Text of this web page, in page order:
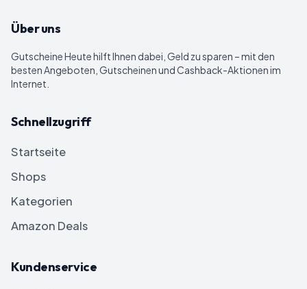
Über uns
Gutscheine Heutehilft Ihnen dabei, Geld zu sparen – mit den
besten Angeboten, Gutscheinen und Cashback-Aktionen im
Internet.
Schnellzugriff
Startseite
Shops
Kategorien
Amazon Deals
Kundenservice